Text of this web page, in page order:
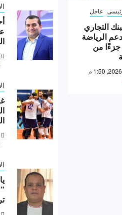
عاجل
التجاري
الرياضة
جزءًا من